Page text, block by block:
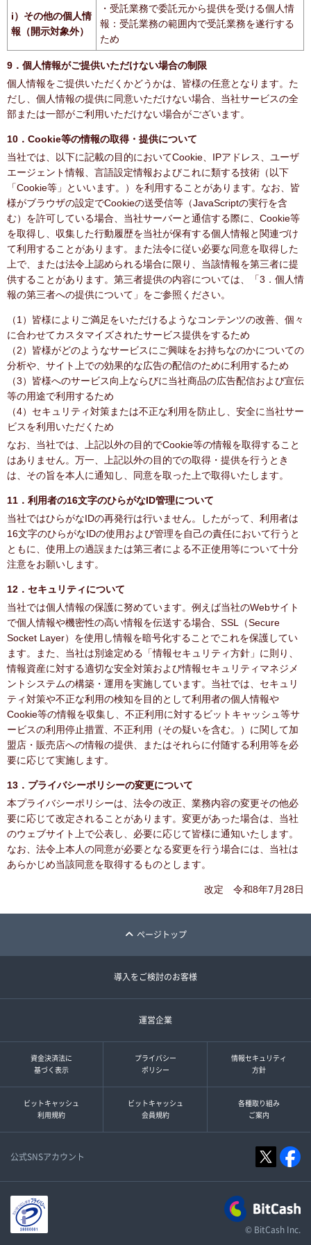
i）その他の個人情
報（開示対象外）
・受託業務で委託元から提供を受ける個人情
報：受託業務の範囲内で受託業務を遂行する
ため
9．個人情報がご提供いただけない場合の制限
個人情報をご提供いただくかどうかは、皆様の任意となります。た
だし、個人情報の提供に同意いただけない場合、当社サービスの全
部または一部がご利用いただけない場合がございます。
10．Cookie等の情報の取得・提供について
当社では、以下に記載の目的においてCookie、IPアドレス、ユーザ
エージェント情報、言語設定情報およびこれに類する技術（以下
「Cookie等」といいます。）を利用することがあります。なお、皆
様がブラウザの設定でCookieの送受信等（JavaScriptの実行を含
む）を許可している場合、当社サーバーと通信する際に、Cookie等
を取得し、収集した行動履歴を当社が保有する個人情報と関連づけ
て利用することがあります。また法令に従い必要な同意を取得した
上で、または法令上認められる場合に限り、当該情報を第三者に提
供することがあります。第三者提供の内容については、「3．個人情
報の第三者への提供について」をご参照ください。
（1）皆様によりご満足をいただけるようなコンテンツの改善、個々
に合わせてカスタマイズされたサービス提供をするため
（2）皆様がどのようなサービスにご興味をお持ちなのかについての
分析や、サイト上での効果的な広告の配信のために利用するため
（3）皆様へのサービス向上ならびに当社商品の広告配信および宣伝
等の用途で利用するため
（4）セキュリティ対策または不正な利用を防止し、安全に当社サー
ビスを利用いただくため
なお、当社では、上記以外の目的でCookie等の情報を取得すること
はありません。万一、上記以外の目的での取得・提供を行うとき
は、その旨を本人に通知し、同意を取った上で取得いたします。
11．利用者の16文字のひらがなID管理について
当社ではひらがなIDの再発行は行いません。したがって、利用者は
16文字のひらがなIDの使用および管理を自己の責任において行うと
ともに、使用上の過誤または第三者による不正使用等について十分
注意をお願いします。
12．セキュリティについて
当社では個人情報の保護に努めています。例えば当社のWebサイト
で個人情報や機密性の高い情報を伝送する場合、SSL（Secure
Socket Layer）を使用し情報を暗号化することでこれを保護してい
ます。また、当社は別途定める「情報セキュリティ方針」に則り、
情報資産に対する適切な安全対策および情報セキュリティマネジメ
ントシステムの構築・運用を実施しています。当社では、セキュリ
ティ対策や不正な利用の検知を目的として利用者の個人情報や
Cookie等の情報を収集し、不正利用に対するビットキャッシュ等サ
ービスの利用停止措置、不正利用（その疑いを含む。）に関して加
盟店・販売店への情報の提供、またはそれらに付随する利用等を必
要に応じて実施します。
13．プライバシーポリシーの変更について
本プライバシーポリシーは、法令の改正、業務内容の変更その他必
要に応じて改定されることがあります。変更があった場合は、当社
のウェブサイト上で公表し、必要に応じて皆様に通知いたします。
なお、法令上本人の同意が必要となる変更を行う場合には、当社は
あらかじめ当該同意を取得するものとします。
改定 令和8年7月28日
ページトップ
導入をご検討のお客様
運営企業
資金決済法に
基づく表示
プライバシー
ポリシー
情報セキュリティ
方針
ビットキャッシュ
利用規約
ビットキャッシュ
会員規約
各種取り組み
ご案内
公式SNSアカウント
© BitCash Inc.